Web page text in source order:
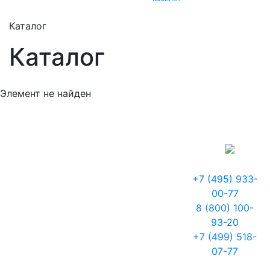
Каталог
Каталог
Элемент не найден
+7 (495) 933-
00-77
8 (800) 100-
93-20
+7 (499) 518-
07-77